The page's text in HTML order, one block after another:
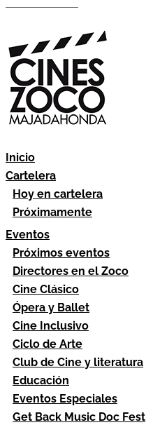
Inicio
Cartelera
Hoy en cartelera
Próximamente
Eventos
Próximos eventos
Directores en el Zoco
Cine Clásico
Ópera y Ballet
Cine Inclusivo
Ciclo de Arte
Club de Cine y literatura
Educación
Eventos Especiales
Get Back Music Doc Fest